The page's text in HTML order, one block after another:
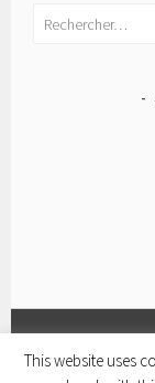
Rechercher :
This website uses